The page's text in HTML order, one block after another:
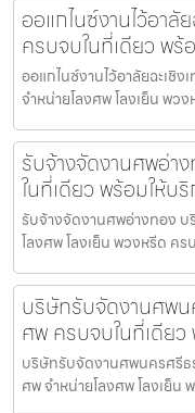
ออแกไนซ์งานไว้อาลั
ครบจบในที่เดียว พร้
ออแกไนซ์งานไว้อาลัยฉะเชิ
จำหน่ายโลงศพ โลงเย็น พว
รับจ้างจัดงานศพอ่า
ในที่เดียว พร้อมให้บ
รับจ้างจัดงานศพอ่างทอง
โลงศพ โลงเย็น พวงหรีด ค
บริษัทรับจัดงานศพน
ศพ ครบจบในที่เดียว
บริษัทรับจัดงานศพนครศรีธ
ศพ จำหน่ายโลงศพ โลงเย็น